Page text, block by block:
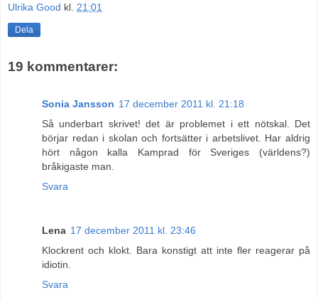
Ulrika Good kl. 21:01
Dela
19 kommentarer:
Sonia Jansson 17 december 2011 kl. 21:18
Så underbart skrivet! det är problemet i ett nötskal. Det
börjar redan i skolan och fortsätter i arbetslivet. Har aldrig
hört någon kalla Kamprad för Sveriges (världens?)
bråkigaste man.
Svara
Lena 17 december 2011 kl. 23:46
Klockrent och klokt. Bara konstigt att inte fler reagerar på
idiotin.
Svara